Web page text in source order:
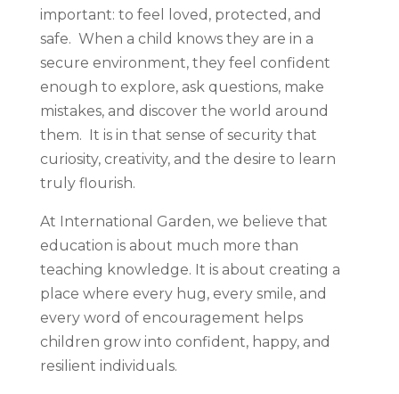
important: to feel loved, protected, and
safe. When a child knows they are in a
secure environment, they feel confident
enough to explore, ask questions, make
mistakes, and discover the world around
them. It is in that sense of security that
curiosity, creativity, and the desire to learn
truly flourish.
At International Garden, we believe that
education is about much more than
teaching knowledge. It is about creating a
place where every hug, every smile, and
every word of encouragement helps
children grow into confident, happy, and
resilient individuals.